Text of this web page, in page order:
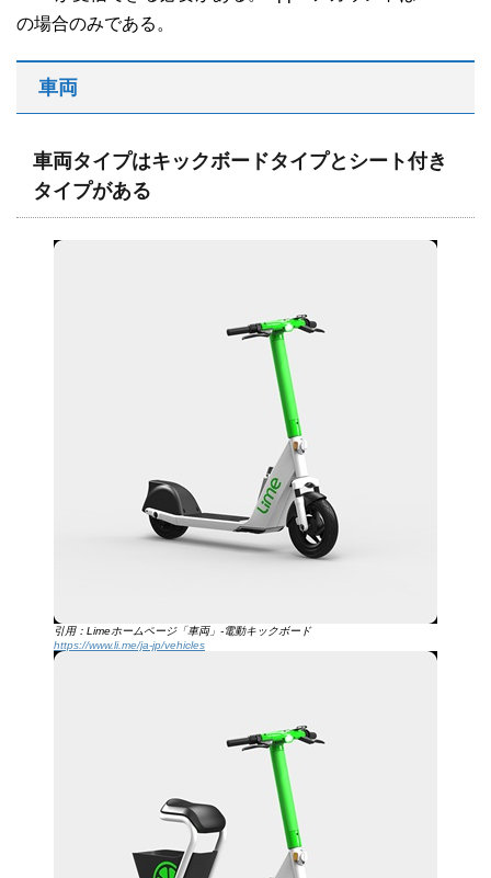
の場合のみである。
車両
車両タイプはキックボードタイプとシート付き
タイプがある
引用：Limeホームページ「車両」-電動キックボード
https://www.li.me/ja-jp/vehicles